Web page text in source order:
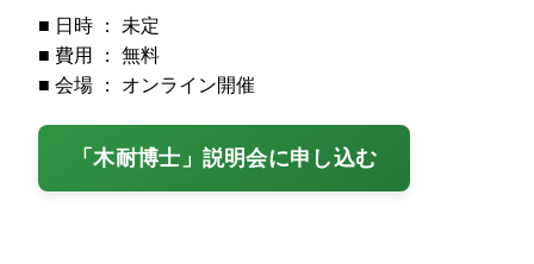
■ 日時 ： 未定
■ 費用 ： 無料
■ 会場 ： オンライン開催
「木耐博士」説明会に申し込む